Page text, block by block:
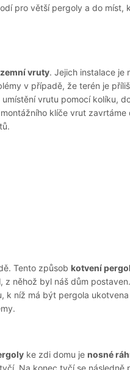
pro větší pergoly a do míst,
zemní vruty. Jejich instalace je
v případě, že terén je
vrutu pomocí kolíku,
klíče vrut zavrtáme
Tento způsob kotvení
něhož byl náš dům
k níž má být pergola
ke zdi domu je nosné
Na konec tyčí se následně